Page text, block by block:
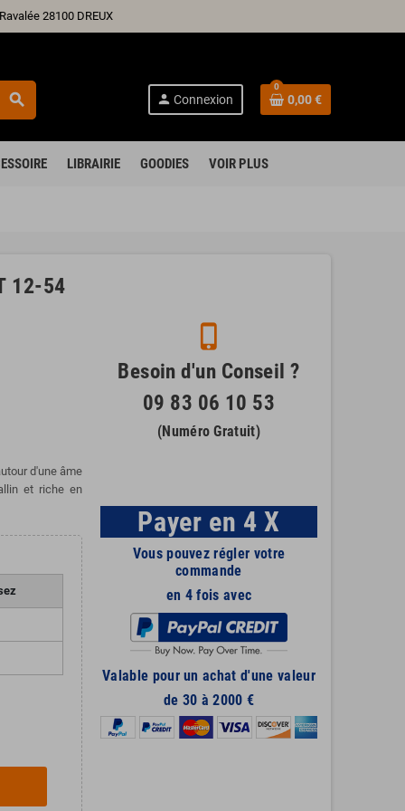
28100 DREUX
search person Connexion
0
0,00 €
LIBRAIRIE GOODIES VOIR PLUS
12-54
d'une âme
et riche en
phone_iphone
Besoin d'un Conseil ?
09 83 06 10 53
(Numéro Gratuit)
Payer en 4 X
Vous pouvez régler votre
commande
en 4 fois avec
Valable pour un achat d'une valeur
de 30 à 2000 €